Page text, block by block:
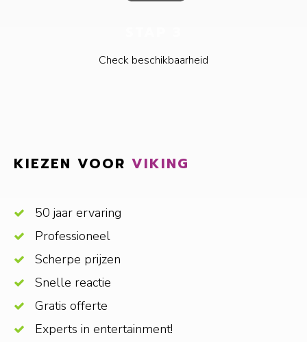
Check beschikbaarheid
KIEZEN VOOR VIKING
50 jaar ervaring
Professioneel
Scherpe prijzen
Snelle reactie
Gratis offerte
Experts in entertainment!